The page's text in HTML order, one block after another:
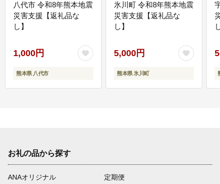
八代市 令和8年熊本地震
災害支援【返礼品な
し】
1,000円
熊本県 八代市
氷川町 令和8年熊本地震
災害支援【返礼品な
し】
5,000円
熊本県 氷川町
お礼の品から探す
ANAオリジナル
定期便